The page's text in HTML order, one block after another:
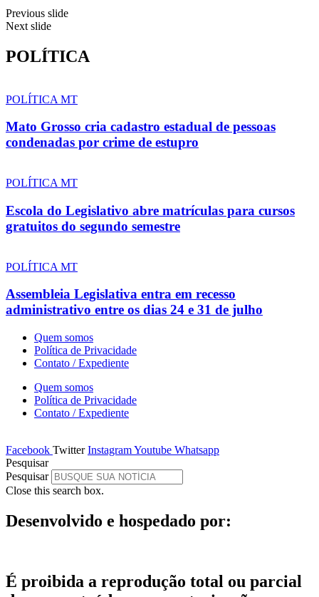
Previous slide
Next slide
POLÍTICA
POLÍTICA MT
Mato Grosso cria cadastro estadual de pessoas
condenadas por crime de estupro
POLÍTICA MT
Escola do Legislativo abre matrículas para cursos
gratuitos do segundo semestre
POLÍTICA MT
Assembleia Legislativa entra em recesso
administrativo entre os dias 24 e 31 de julho
Quem somos
Política de Privacidade
Contato / Expediente
Quem somos
Política de Privacidade
Contato / Expediente
Facebook Twitter InstagramYoutube Whatsapp
Pesquisar
Pesquisar
Close this search box.
Desenvolvido e hospedado por:
É proibida a reprodução total ou parcial